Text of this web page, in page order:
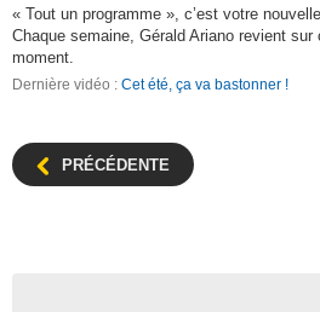
« Tout un programme », c’est votre
Chaque semaine, Gérald Ariano revient sur
moment.
Dernière vidéo : Cet été, ça va bastonner !
PRÉCÉDENTE